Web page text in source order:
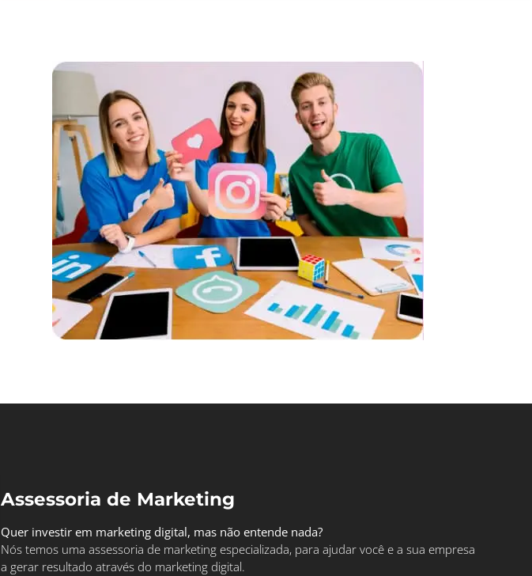
Assessoria de Marketing
Quer investir em marketing digital, mas não entende nada?
Nós temos uma assessoria de marketing especializada, para ajudar você e a sua empresa
a gerar resultado através do marketing digital.